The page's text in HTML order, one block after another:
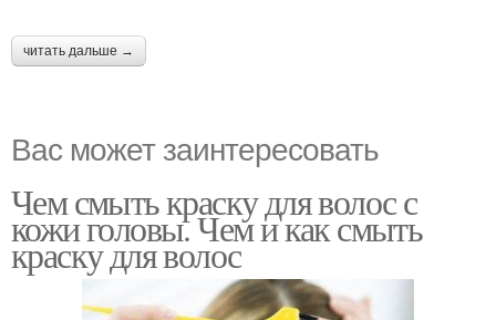
читать дальше →
Вас может заинтересовать
Чем смыть краску для волос с
кожи головы. Чем и как смыть
краску для волос